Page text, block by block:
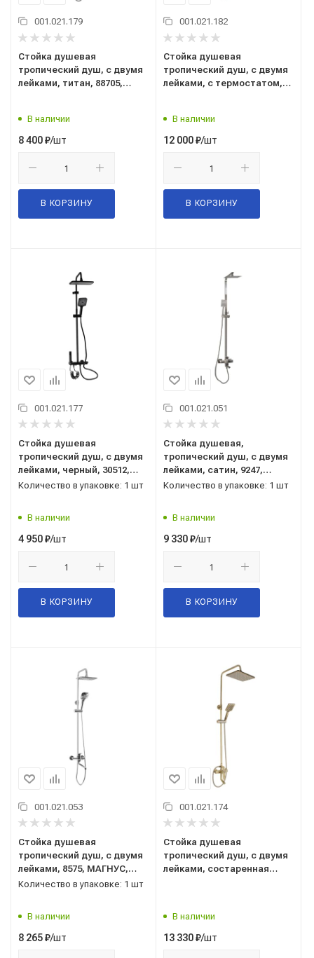
001.021.179
Стойка душевая
тропический душ, с двумя
лейками, титан, 88705,
В наличии
8 400₽/шт
В КОРЗИНУ
001.021.182
Стойка душевая
тропический душ, с двумя
лейками, с термостатом,
В наличии
12 000₽/шт
В КОРЗИНУ
001.021.177
Стойка душевая
тропический душ, с двумя
лейками, черный, 30512,
BRIMIX, Санакс
Количество в упаковке: 1 шт
В наличии
4 950₽/шт
В КОРЗИНУ
001.021.051
Стойка душевая,
тропический душ, с двумя
лейками, сатин, 9247,
МАГНУС, Санакс
Количество в упаковке: 1 шт
В наличии
9 330₽/шт
В КОРЗИНУ
001.021.053
Стойка душевая
тропический душ, с двумя
лейками, 8575, МАГНУС,
Санакс
Количество в упаковке: 1 шт
В наличии
8 265₽/шт
001.021.174
Стойка душевая
тропический душ, с двумя
лейками, состаренная
В наличии
13 330₽/шт